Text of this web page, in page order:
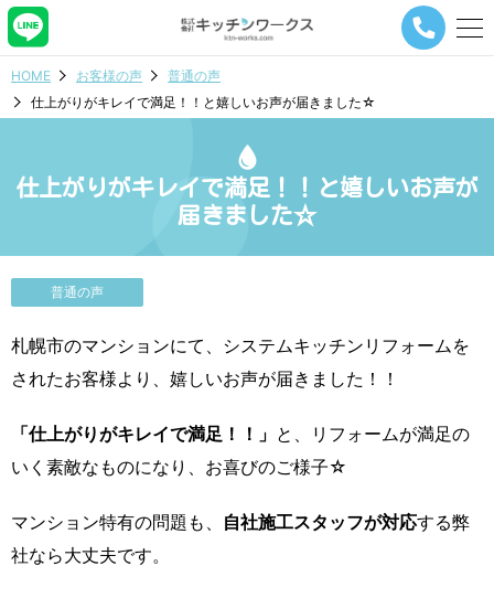
メ
ナ
ー
シ
ボ
HOME お客様の声
普通の声
仕上がりがキレイで満足！！と嬉しいお声が届きました☆
仕上がりがキレイで満足！！と嬉しいお声が
届きました☆
普通の声
札幌市のマンションにて、システムキッチンリフォームを
されたお客様より、嬉しいお声が届きました！！
「仕上がりがキレイで満足！！」 と、リフォームが満足の
いく素敵なものになり、お喜びのご様子☆
マンション特有の問題も、 自社施工スタッフが対応する弊
社なら大丈夫です。